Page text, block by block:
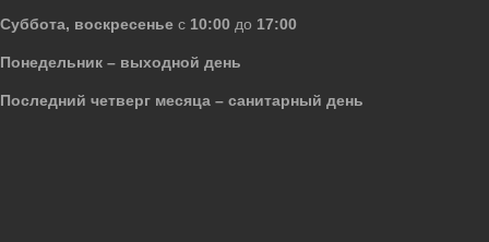
Суббота, воскресенье с 10:00 до 17:00
Понедельник – выходной день
Последний четверг месяца – санитарный день